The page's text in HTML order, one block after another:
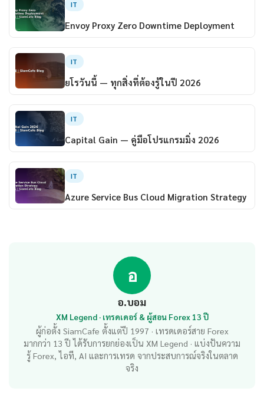
IT
Envoy Proxy Zero Downtime Deployment
IT
ยโรวันนี้ — ทุกสิ่งที่ต้องรู้ในปี 2026
IT
Capital Gain — คู่มือโปรแกรมมิ่ง 2026
IT
Azure Service Bus Cloud Migration Strategy
อ
อ.บอม
XM Legend · เทรดเดอร์ & ผู้สอน Forex 13 ปี
ผู้ก่อตั้ง SiamCafe ตั้งแต่ปี 1997 · เทรดเดอร์สาย Forex
มากกว่า 13 ปี ได้รับการยกย่องเป็น XM Legend · แบ่งปันความ
รู้ Forex, ไอที, AI และการเทรด จากประสบการณ์จริงในตลาด
จริง